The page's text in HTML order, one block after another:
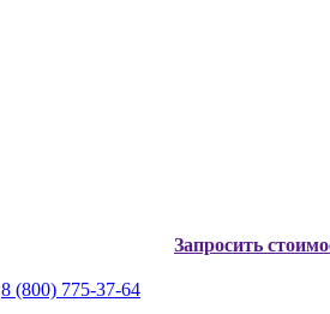
8 (800) 775-37-64
Запросить